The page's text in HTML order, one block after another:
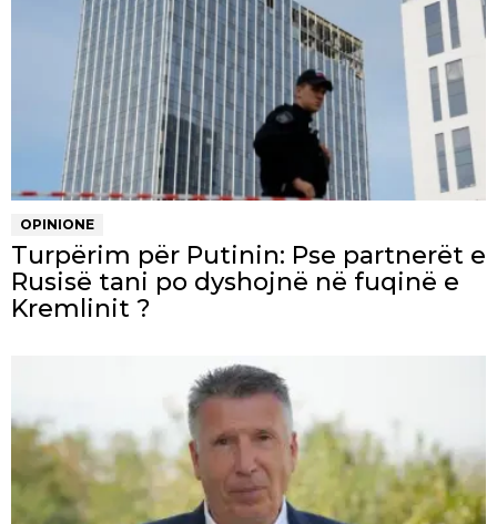
OPINIONE
Turpërim për Putinin: Pse partnerët e
Rusisë tani po dyshojnë në fuqinë e
Kremlinit ?